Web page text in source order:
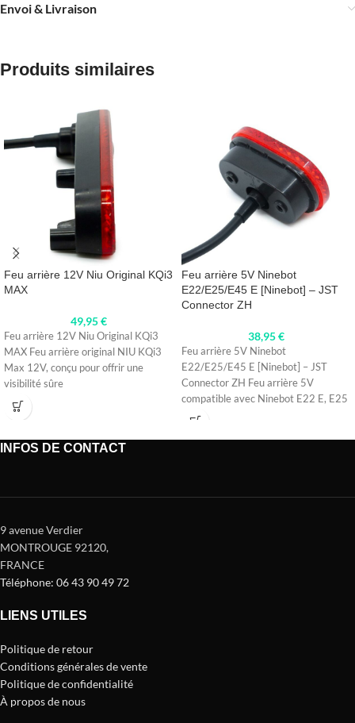
Envoi & Livraison
Produits similaires
Feu arrière 12V Niu Original KQi3
MAX
49,95€
Feu arrière 12V Niu Original KQi3
MAX Feu arrière original NIU KQi3
Max 12V, conçu pour offrir une
visibilité sûre
Feu arrière 5V Ninebot
E22/E25/E45 E [Ninebot] – JST
Connector ZH
38,95€
Feu arrière 5V Ninebot
E22/E25/E45 E [Ninebot] – JST
Connector ZH Feu arrière 5V
compatible avec Ninebot E22 E, E25
INFOS DE CONTACT
9 avenue Verdier
MONTROUGE 92120,
FRANCE
Téléphone: 06 43 90 49 72
LIENS UTILES
Politique de retour
Conditions générales de vente
Politique de confidentialité
À propos de nous